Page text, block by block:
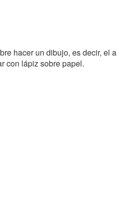
hacer un dibujo, es decir, el
con lápiz sobre papel.